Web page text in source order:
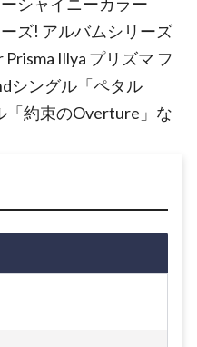
ズ! アルバムシリーズ
Illya プリズマ フ
シングル「ペタル
「約束のOverture」な